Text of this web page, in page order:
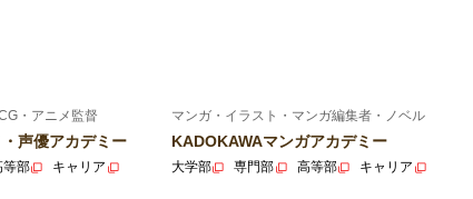
・アニメ監督
声優アカデミー
等部 キャリア
マンガ・イラスト・マンガ編集者・ノベル
KADOKAWAマンガアカデミー
大学部 専門部 高等部 キャリア